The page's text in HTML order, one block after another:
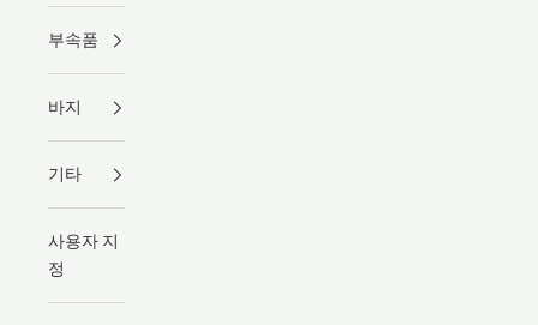
부속품
바지
기타
사용자 지
정